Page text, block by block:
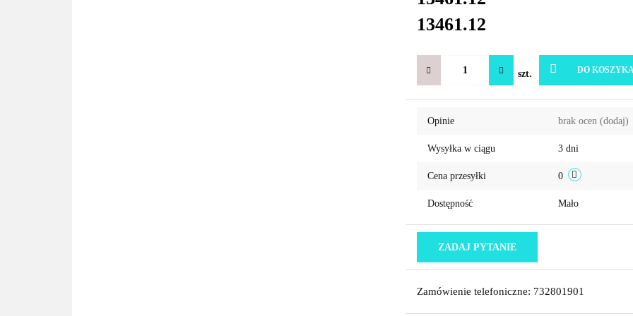
13461.12
szt. DO
Opinie brak ocen (dodaj)
Wysyłka w ciągu 3 dni
Cena przesyłki 0
Dostępność Mało
ZADAJ PYTANIE
Zamówienie telefoniczne: 732801901